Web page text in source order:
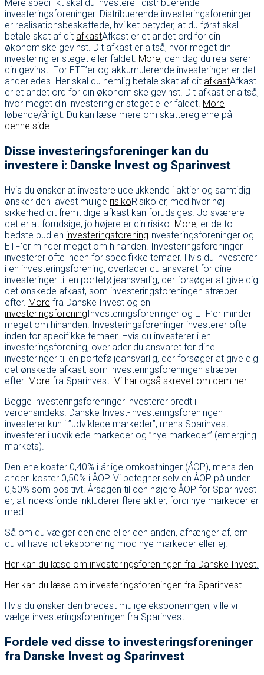
Mere specifikt skal du investere i distribuerende
investeringsforeninger. Distribuerende investeringsforeninger
er realisationsbeskattede, hvilket betyder, at du først skal
betale skat af dit afkastAfkast er et andet ord for din
økonomiske gevinst. Dit afkast er altså, hvor meget din
investering er steget eller faldet. More, den dag du realiserer
din gevinst. For ETF’er og akkumulerende investeringer er det
anderledes. Her skal du nemlig betale skat af dit afkastAfkast
er et andet ord for din økonomiske gevinst. Dit afkast er altså,
hvor meget din investering er steget eller faldet. More
løbende/årligt. Du kan læse mere om skattereglerne på
denne side.
Disse investeringsforeninger kan du
investere i: Danske Invest og Sparinvest
Hvis du ønsker at investere udelukkende i aktier og samtidig
ønsker den lavest mulige risikoRisiko er, med hvor høj
sikkerhed dit fremtidige afkast kan forudsiges. Jo sværere
det er at forudsige, jo højere er din risiko. More, er de to
bedste bud en investeringsforening Investeringsforeninger og
ETF’er minder meget om hinanden. Investeringsforeninger
investerer ofte inden for specifikke temaer. Hvis du investerer
i en investeringsforening, overlader du ansvaret for dine
investeringer til en porteføljeansvarlig, der forsøger at give dig
det ønskede afkast, som investeringsforeningen stræber
efter. More fra Danske Invest og en
investeringsforening Investeringsforeninger og ETF’er minder
meget om hinanden. Investeringsforeninger investerer ofte
inden for specifikke temaer. Hvis du investerer i en
investeringsforening, overlader du ansvaret for dine
investeringer til en porteføljeansvarlig, der forsøger at give dig
det ønskede afkast, som investeringsforeningen stræber
efter. More fra Sparinvest. Vi har også skrevet om dem her.
Begge investeringsforeninger investerer bredt i
verdensindeks. Danske Invest-investeringsforeningen
investerer kun i ”udviklede markeder”, mens Sparinvest
investerer i udviklede markeder og ”nye markeder” (emerging
markets).
Den ene koster 0,40% i årlige omkostninger (ÅOP), mens den
anden koster 0,50% i ÅOP. Vi betegner selv en ÅOP på under
0,50% som positivt. Årsagen til den højere ÅOP for Sparinvest
er, at indeksfonde inkluderer flere aktier, fordi nye markeder er
med.
Så om du vælger den ene eller den anden, afhænger af, om
du vil have lidt eksponering mod nye markeder eller ej.
Her kan du læse om investeringsforeningen fra Danske Invest.
Her kan du læse om investeringsforeningen fra Sparinvest.
Hvis du ønsker den bredest mulige eksponeringen, ville vi
vælge investeringsforeningen fra Sparinvest.
Fordele ved disse to investeringsforeninger
fra Danske Invest og Sparinvest